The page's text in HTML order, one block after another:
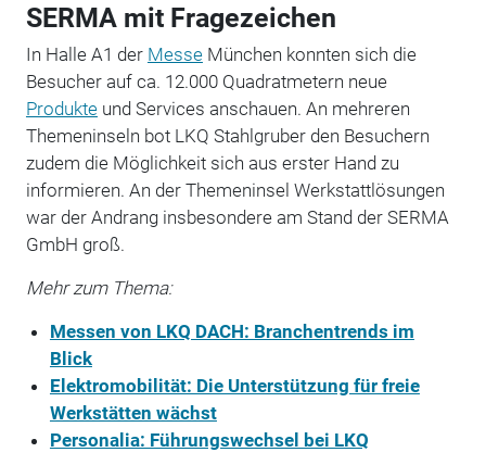
SERMA mit Fragezeichen
In Halle A1 der MesseMünchen konnten sich die
Besucher auf ca. 12.000 Quadratmetern neue
Produkteund Services anschauen. An mehreren
Themeninseln bot LKQ Stahlgruber den Besuchern
zudem die Möglichkeit sich aus erster Hand zu
informieren. An der Themeninsel Werkstattlösungen
war der Andrang insbesondere am Stand der SERMA
GmbH groß.
Mehr zum Thema:
Messen von LKQ DACH: Branchentrends im
Blick
Elektromobilität: Die Unterstützung für freie
Werkstätten wächst
Personalia: Führungswechsel bei LKQ